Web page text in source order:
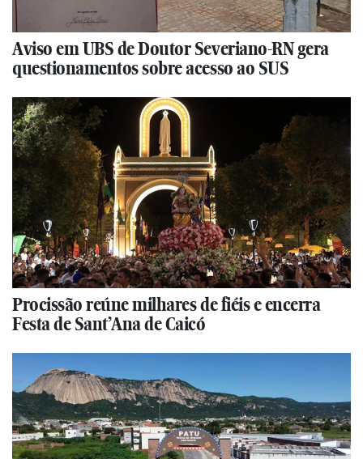
Aviso em UBS de Doutor Severiano-RN gera
questionamentos sobre acesso ao SUS
Procissão reúne milhares de fiéis e encerra
Festa de Sant’Ana de Caicó